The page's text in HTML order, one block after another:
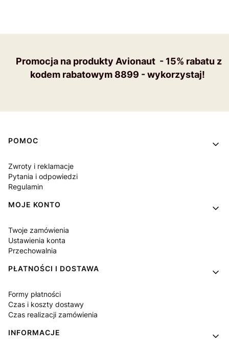
Promocja na produkty Avionaut - 15% rabatu z
kodem rabatowym 8899 - wykorzystaj!
Linki w stopce
POMOC
Zwroty i reklamacje
Pytania i odpowiedzi
Regulamin
MOJE KONTO
Twoje zamówienia
Ustawienia konta
Przechowalnia
PŁATNOŚCI I DOSTAWA
Formy płatności
Czas i koszty dostawy
Czas realizacji zamówienia
INFORMACJE